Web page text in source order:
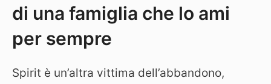
di una famiglia che lo ami
per sempre
Spirit è un’altra vittima dell’abbandono,